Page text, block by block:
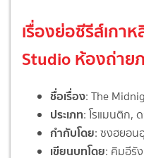
เรื่องย่อซีรีส์เกา
Studio ห้องถ่า
ชื่อเรื่อง: The
ประเภท: โรแมนติก,
กำกับโดย: ซงฮยอน
เขียนบทโดย: คิมอีรั